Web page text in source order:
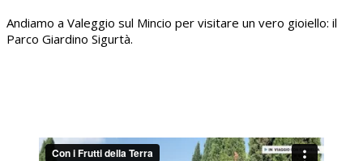
Andiamo a Valeggio sul Mincio per visitare un vero gioiello: il
Parco Giardino Sigurtà.